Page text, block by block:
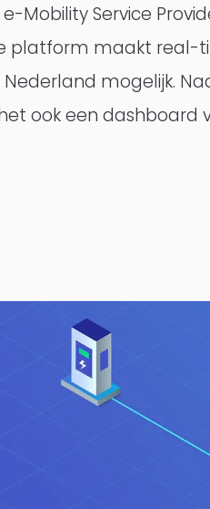
Mobility Service
platform maakt
Nederland mogelijk.
ook een dashboard